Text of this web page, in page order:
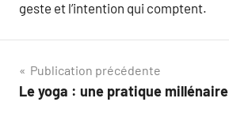
geste et l’intention qui comptent.
Navigation
de
Publication précédente
Le yoga : une pratique millénaire